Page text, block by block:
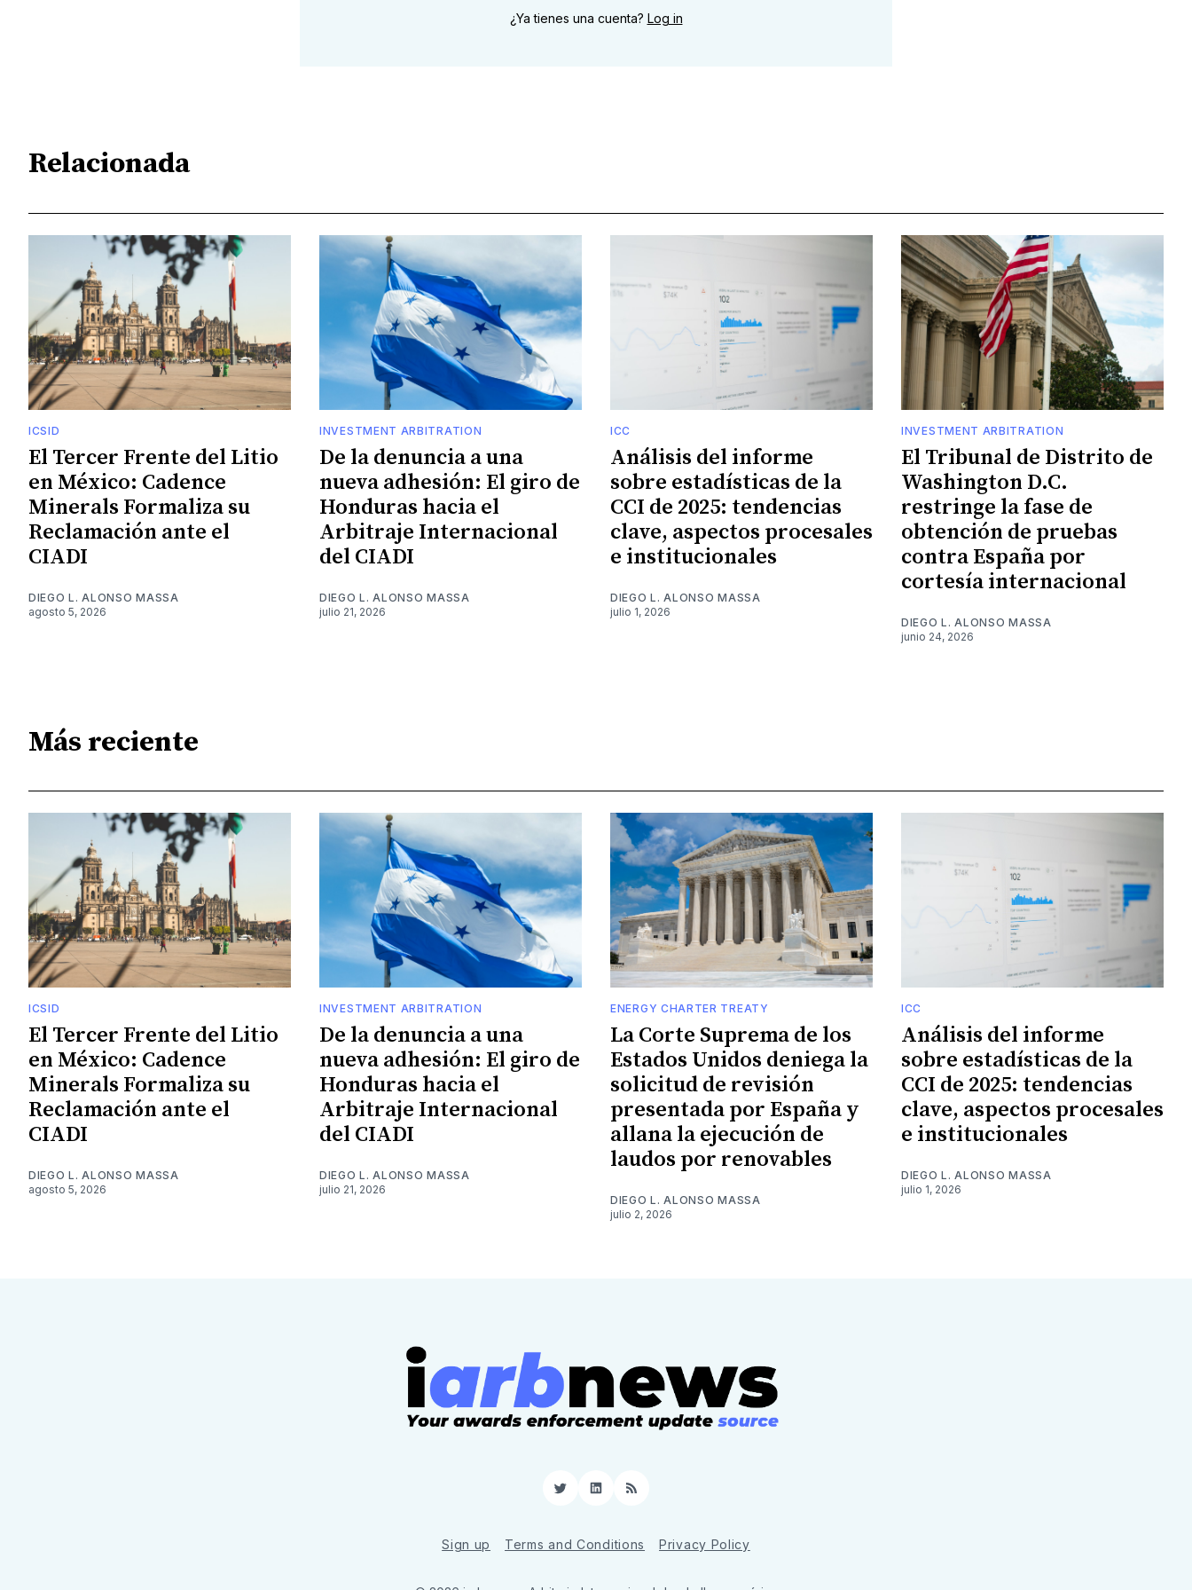
¿Ya tienes una cuenta? Log in
Relacionada
ICSID
El Tercer Frente del Litio
en México: Cadence
Minerals Formaliza su
Reclamación ante el
CIADI
DIEGO L. ALONSO MASSA
agosto 5, 2026
INVESTMENT ARBITRATION
De la denuncia a una
nueva adhesión: El giro de
Honduras hacia el
Arbitraje Internacional
del CIADI
DIEGO L. ALONSO MASSA
julio 21, 2026
ICC
Análisis del informe
sobre estadísticas de la
CCI de 2025: tendencias
clave, aspectos procesales
e institucionales
DIEGO L. ALONSO MASSA
julio 1, 2026
INVESTMENT ARBITRATION
El Tribunal de Distrito de
Washington D.C.
restringe la fase de
obtención de pruebas
contra España por
cortesía internacional
DIEGO L. ALONSO MASSA
junio 24, 2026
Más reciente
ICSID
El Tercer Frente del Litio
en México: Cadence
Minerals Formaliza su
Reclamación ante el
CIADI
DIEGO L. ALONSO MASSA
agosto 5, 2026
INVESTMENT ARBITRATION
De la denuncia a una
nueva adhesión: El giro de
Honduras hacia el
Arbitraje Internacional
del CIADI
DIEGO L. ALONSO MASSA
julio 21, 2026
ENERGY CHARTER TREATY
La Corte Suprema de los
Estados Unidos deniega la
solicitud de revisión
presentada por España y
allana la ejecución de
laudos por renovables
DIEGO L. ALONSO MASSA
julio 2, 2026
ICC
Análisis del informe
sobre estadísticas de la
CCI de 2025: tendencias
clave, aspectos procesales
e institucionales
DIEGO L. ALONSO MASSA
julio 1, 2026
TwitterLinkedIn
RSS
Sign up Terms and Conditions Privacy Policy